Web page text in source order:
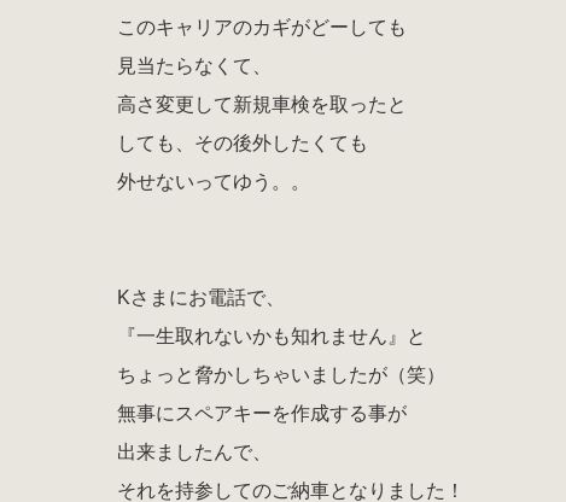
このキャリアのカギがどーしても
見当たらなくて、
高さ変更して新規車検を取ったと
しても、その後外したくても
外せないってゆう。。
Kさまにお電話で、
『一生取れないかも知れません』と
ちょっと脅かしちゃいましたが（笑）
無事にスペアキーを作成する事が
出来ましたんで、
それを持参してのご納車となりました！